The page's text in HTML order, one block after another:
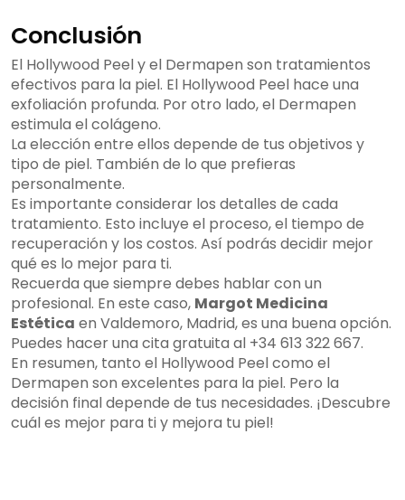
Conclusión
El Hollywood Peel y el Dermapen son tratamientos
efectivos para la piel. El Hollywood Peel hace una
exfoliación profunda. Por otro lado, el Dermapen
estimula el colágeno.
La elección entre ellos depende de tus objetivos y
tipo de piel. También de lo que prefieras
personalmente.
Es importante considerar los detalles de cada
tratamiento. Esto incluye el proceso, el tiempo de
recuperación y los costos. Así podrás decidir mejor
qué es lo mejor para ti.
Recuerda que siempre debes hablar con un
profesional. En este caso, Margot Medicina
Estética en Valdemoro, Madrid, es una buena opción.
Puedes hacer una cita gratuita al +34 613 322 667.
En resumen, tanto el Hollywood Peel como el
Dermapen son excelentes para la piel. Pero la
decisión final depende de tus necesidades. ¡Descubre
cuál es mejor para ti y mejora tu piel!